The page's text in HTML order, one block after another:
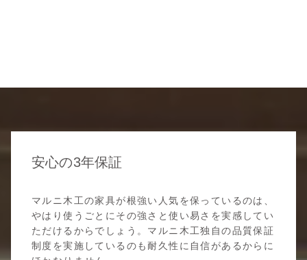
安心の3年保証
マルニ木工の家具が根強い人気を保っているのは、
やはり使うごとにその強さと使い易さを実感してい
ただけるからでしょう。マルニ木工独自の品質保証
制度を実施しているのも耐久性に自信があるからに